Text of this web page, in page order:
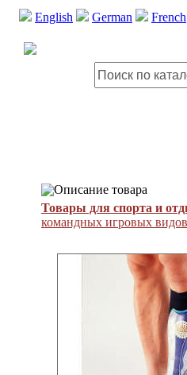
English German French
Описание товара
Товары для спорта и
командных игровых